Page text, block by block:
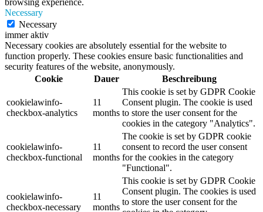
Necessary
Necessary
immer aktiv
Necessary cookies are absolutely essential for the website to
function properly. These cookies ensure basic functionalities and
security features of the website, anonymously.
Cookie
Dauer Beschreibung
cookielawinfo-
checkbox-analytics
11
months
This cookie is set by GDPR Cookie
Consent plugin. The cookie is used
to store the user consent for the
cookies in the category "Analytics".
cookielawinfo-
checkbox-functional
11
months
The cookie is set by GDPR cookie
consent to record the user consent
for the cookies in the category
"Functional".
cookielawinfo-
checkbox-necessary
11
months
This cookie is set by GDPR Cookie
Consent plugin. The cookies is used
to store the user consent for the